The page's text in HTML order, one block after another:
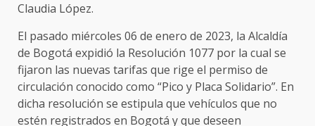
Claudia López.
El pasado miércoles 06 de enero de 2023, la Alcaldía
de Bogotá expidió la Resolución 1077 por la cual se
fijaron las nuevas tarifas que rige el permiso de
circulación conocido como “Pico y Placa Solidario”. En
dicha resolución se estipula que vehículos que no
estén registrados en Bogotá y que deseen